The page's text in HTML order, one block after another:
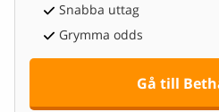
Snabba uttag
Grymma odds
Gå till